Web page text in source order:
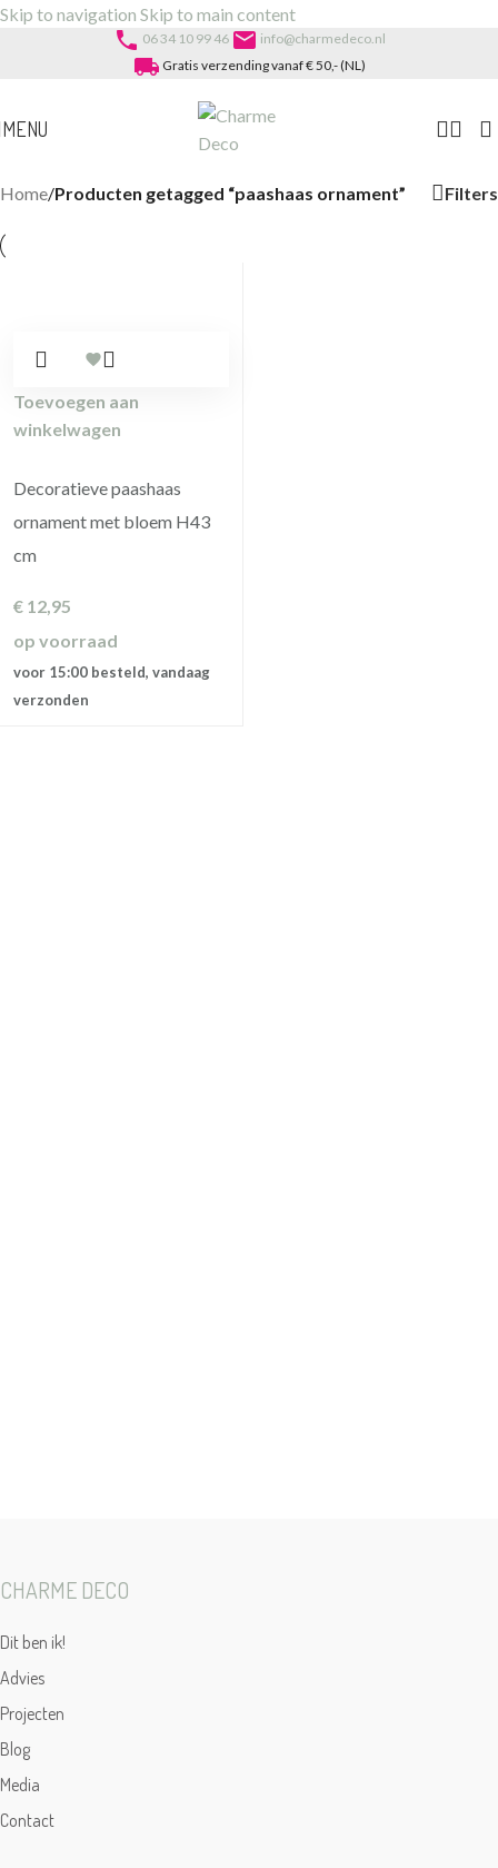
Skip to navigation Skip to main content
phone 06 34 10 99 46 email info@charmedeco.nl
local_shipping Gratis verzending vanaf € 50,- (NL)
MENU
Home/Producten getagged “paashaas ornament” Filters
Toevoegen aan
winkelwagen
Decoratieve paashaas
ornament met bloem H43
cm
€ 12,95
op voorraad
voor 15:00 besteld, vandaag
verzonden
CHARME DECO
Dit ben ik!
Advies
Projecten
Blog
Media
Contact